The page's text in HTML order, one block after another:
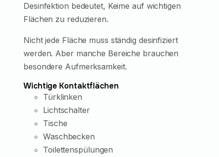
Desinfektion bedeutet, Keime auf wichtigen
Flächen zu reduzieren.
Nicht jede Fläche muss ständig desinfiziert
werden. Aber manche Bereiche brauchen
besondere Aufmerksamkeit.
Wichtige Kontaktflächen
Türklinken
Lichtschalter
Tische
Waschbecken
Toilettenspülungen